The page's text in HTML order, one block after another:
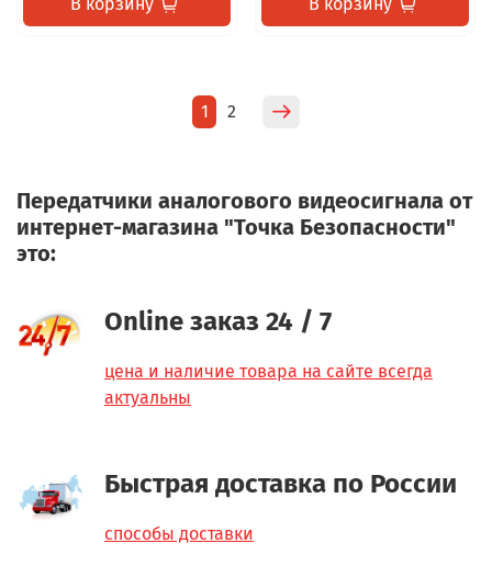
В корзину В корзину
1 2
Передатчики аналогового видеосигнала от
интернет-магазина "Точка Безопасности"
это:
Online заказ 24 / 7
цена и наличие товара на сайте всегда
актуальны
Быстрая доставка по России
способы доставки